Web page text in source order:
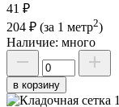
41 ₽
204 ₽ (за 1 метр2)
Наличие: много
в корзину